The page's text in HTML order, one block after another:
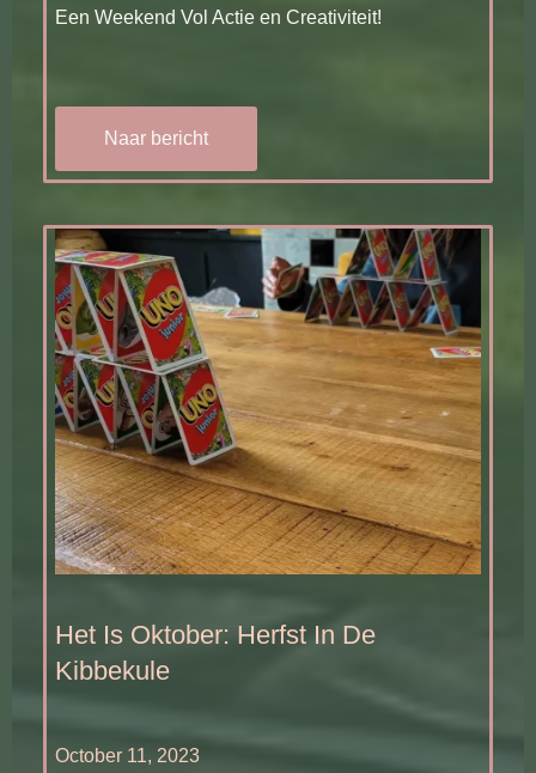
Een Weekend Vol Actie en Creativiteit!
Naar bericht
Het Is Oktober: Herfst In De
Kibbekule
October 11, 2023